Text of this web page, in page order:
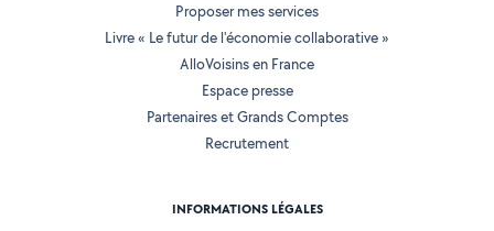
Proposer mes services
Livre « Le futur de l'économie collaborative »
AlloVoisins en France
Espace presse
Partenaires et Grands Comptes
Recrutement
INFORMATIONS LÉGALES